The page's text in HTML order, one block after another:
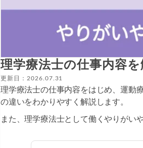
理学療法士の仕事内容
更新日：2026.07.31
理学療法士の仕事内容をはじめ、運動
の違いをわかりやすく解説します。
また、理学療法士として働くやりがい